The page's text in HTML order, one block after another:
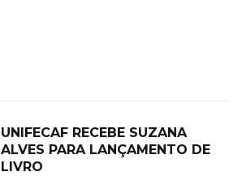
UNIFECAF RECEBE SUZANA
ALVES PARA LANÇAMENTO DE
LIVRO